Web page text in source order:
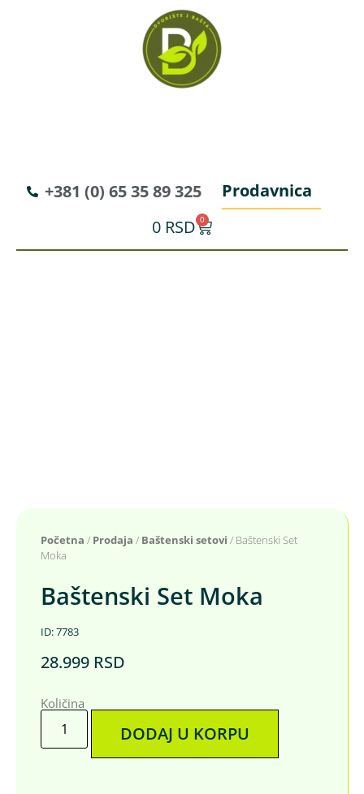
+381 (0) 65 35 89 325
Prodavnica
0 RSD 0
Početna / Prodaja / Baštenski setovi / Baštenski Set
Moka
Baštenski Set Moka
ID: 7783
28.999 RSD
Količina
DODAJ U KORPU